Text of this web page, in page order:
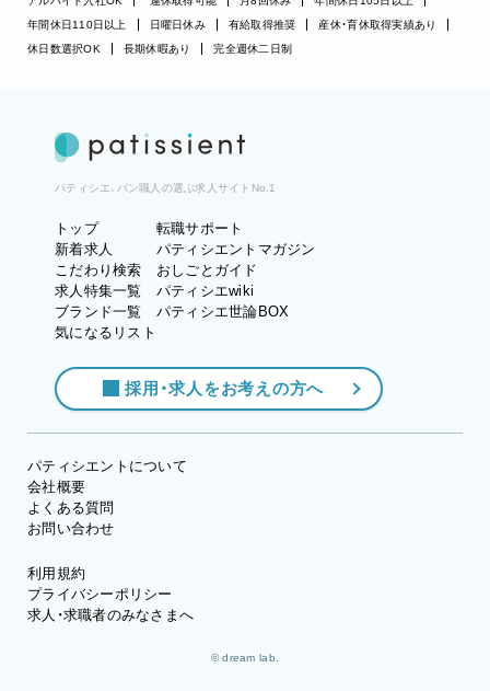
年間休日110日以上
日曜日休み 有給取得推奨
産休・育休取得実績あり
休日数選択OK
長期休暇あり 完全週休二日制
パティシエ、パン職人の選ぶ求人サイトNo.1
トップ
新着求人
こだわり検索
求人特集一覧
ブランド一覧
気になるリスト
転職サポート
パティシエントマガジン
おしごとガイド
パティシエwiki
パティシエ世論BOX
採用・求人をお考えの方へ
パティシエントについて
会社概要
よくある質問
お問い合わせ
利用規約
プライバシーポリシー
求人・求職者のみなさまへ
© dream lab.